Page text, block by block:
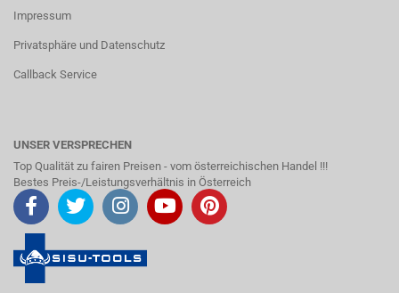
Impressum
Privatsphäre und Datenschutz
Callback Service
UNSER VERSPRECHEN
Top Qualität zu fairen Preisen - vom österreichischen Handel !!!
Bestes Preis-/Leistungsverhältnis in Österreich